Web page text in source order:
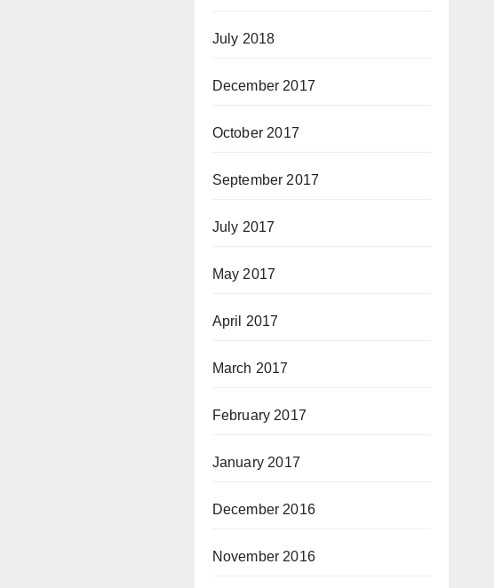
July 2018
December 2017
October 2017
September 2017
July 2017
May 2017
April 2017
March 2017
February 2017
January 2017
December 2016
November 2016